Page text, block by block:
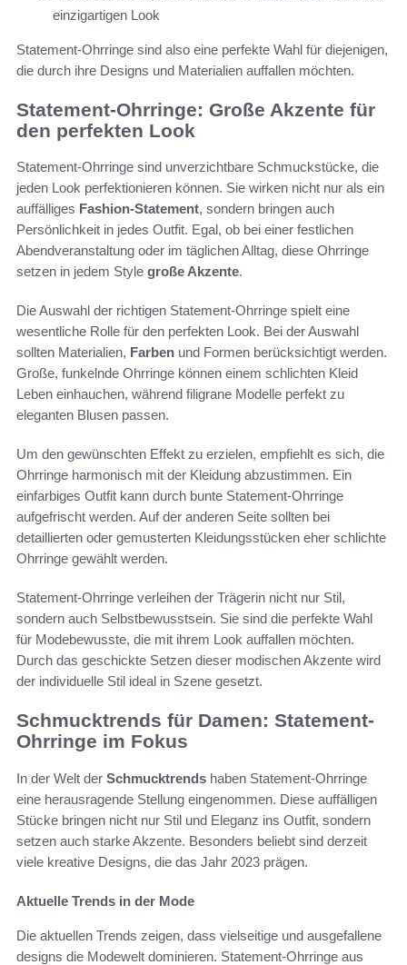
einzigartigen Look
Statement-Ohrringe sind also eine perfekte Wahl für diejenigen,
die durch ihre Designs und Materialien auffallen möchten.
Statement-Ohrringe: Große Akzente für
den perfekten Look
Statement-Ohrringe sind unverzichtbare Schmuckstücke, die
jeden Look perfektionieren können. Sie wirken nicht nur als ein
auffälliges Fashion-Statement, sondern bringen auch
Persönlichkeit in jedes Outfit. Egal, ob bei einer festlichen
Abendveranstaltung oder im täglichen Alltag, diese Ohrringe
setzen in jedem Style große Akzente.
Die Auswahl der richtigen Statement-Ohrringe spielt eine
wesentliche Rolle für den perfekten Look. Bei der Auswahl
sollten Materialien, Farben und Formen berücksichtigt werden.
Große, funkelnde Ohrringe können einem schlichten Kleid
Leben einhauchen, während filigrane Modelle perfekt zu
eleganten Blusen passen.
Um den gewünschten Effekt zu erzielen, empfiehlt es sich, die
Ohrringe harmonisch mit der Kleidung abzustimmen. Ein
einfarbiges Outfit kann durch bunte Statement-Ohrringe
aufgefrischt werden. Auf der anderen Seite sollten bei
detaillierten oder gemusterten Kleidungsstücken eher schlichte
Ohrringe gewählt werden.
Statement-Ohrringe verleihen der Trägerin nicht nur Stil,
sondern auch Selbstbewusstsein. Sie sind die perfekte Wahl
für Modebewusste, die mit ihrem Look auffallen möchten.
Durch das geschickte Setzen dieser modischen Akzente wird
der individuelle Stil ideal in Szene gesetzt.
Schmucktrends für Damen: Statement-
Ohrringe im Fokus
In der Welt der Schmucktrends haben Statement-Ohrringe
eine herausragende Stellung eingenommen. Diese auffälligen
Stücke bringen nicht nur Stil und Eleganz ins Outfit, sondern
setzen auch starke Akzente. Besonders beliebt sind derzeit
viele kreative Designs, die das Jahr 2023 prägen.
Aktuelle Trends in der Mode
Die aktuellen Trends zeigen, dass vielseitige und ausgefallene
designs die Modewelt dominieren. Statement-Ohrringe aus